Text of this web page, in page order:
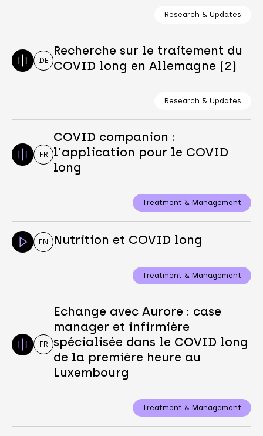
Research & Updates
DE
Recherche sur le traitement du
COVID long en Allemagne (2)
Research & Updates
FR
COVID companion :
l'application pour le COVID
long
Treatment & Management
EN Nutrition et COVID long
Treatment & Management
FR
Echange avec Aurore : case
manager et infirmière
spécialisée dans le COVID long
de la première heure au
Luxembourg
Treatment & Management